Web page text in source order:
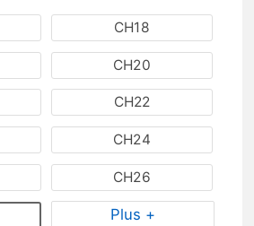
CH18
CH20
CH22
CH24
CH26
Plus +